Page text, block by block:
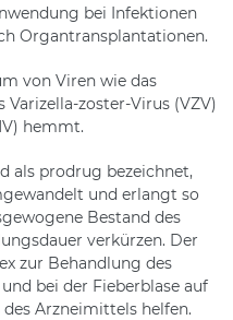
bei Infektionen
Organtransplantationen.
von Viren wie das
Varizella-zoster-Virus (VZV)
hemmt.
als prodrug bezeichnet,
und erlangt so
Bestand des
verkürzen. Der
zur Behandlung des
bei der Fieberblase auf
Arzneimittels helfen.